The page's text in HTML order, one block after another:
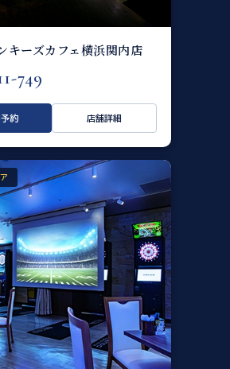
キーズカフェ横浜関内店
749
約 店舗詳細